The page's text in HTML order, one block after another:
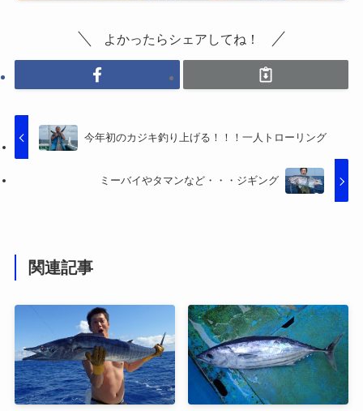
よかったらシェアしてね！
今年初のカジキ釣り上げる！！！一人トローリング
ミーバイやタマンなど・・・ジギング
関連記事